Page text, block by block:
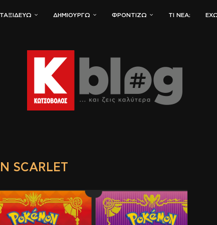
ΤΑΞΙΔΕΎΩ ΔΗΜΙΟΥΡΓΏ ΦΡΟΝΤΊΖΩ ΤΙ ΝΈΑ;
SCARLET